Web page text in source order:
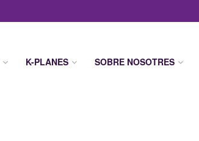
K-PLANES SOBRE NOSOTRES